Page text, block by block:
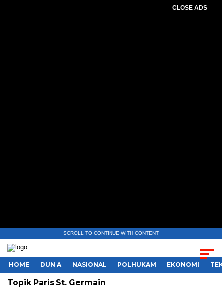
CLOSE ADS
SCROLL TO CONTINUE WITH CONTENT
HOME DUNIA NASIONAL POLHUKAM EKONOMI
Topik Paris St. Germain